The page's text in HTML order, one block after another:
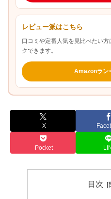
レビュー派はこちら
口コミや定番人気を見比べたい
クできます。
Amazonラン
X
Pocket
目次